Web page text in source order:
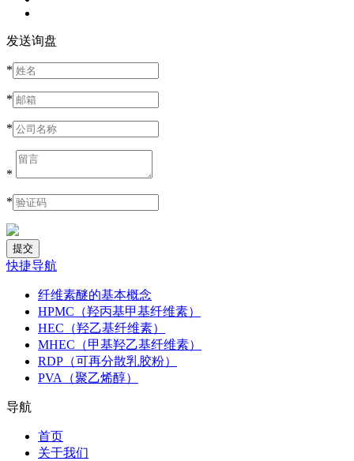
发送询盘
*
*
*
*
*
快捷导航
纤维素醚的基本概念
HPMC（羟丙基甲基纤维素）
HEC（羟乙基纤维素）
MHEC（甲基羟乙基纤维素）
RDP（可再分散乳胶粉）
PVA（聚乙烯醇）
导航
首页
关于我们